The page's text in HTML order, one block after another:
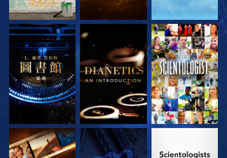
探索系列節目 探索系列節目 觀看